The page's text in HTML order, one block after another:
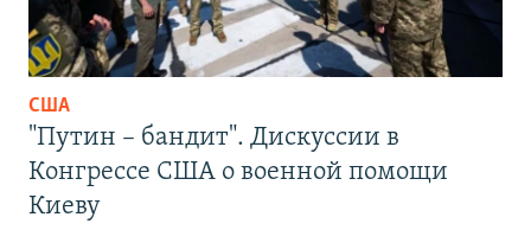
США
"Путин – бандит". Дискуссии в
Конгрессе США о военной помощи
Киеву